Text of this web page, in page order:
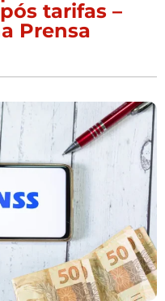
tarifas –
Prensa